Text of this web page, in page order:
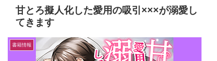
甘とろ擬人化した愛用の吸引×××が溺愛し
てきます
書籍情報